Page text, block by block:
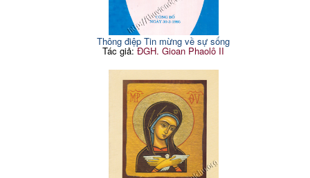
Thông điệp Tin mừng về sự sống
Tác giả:ĐGH. Gioan Phaolô II